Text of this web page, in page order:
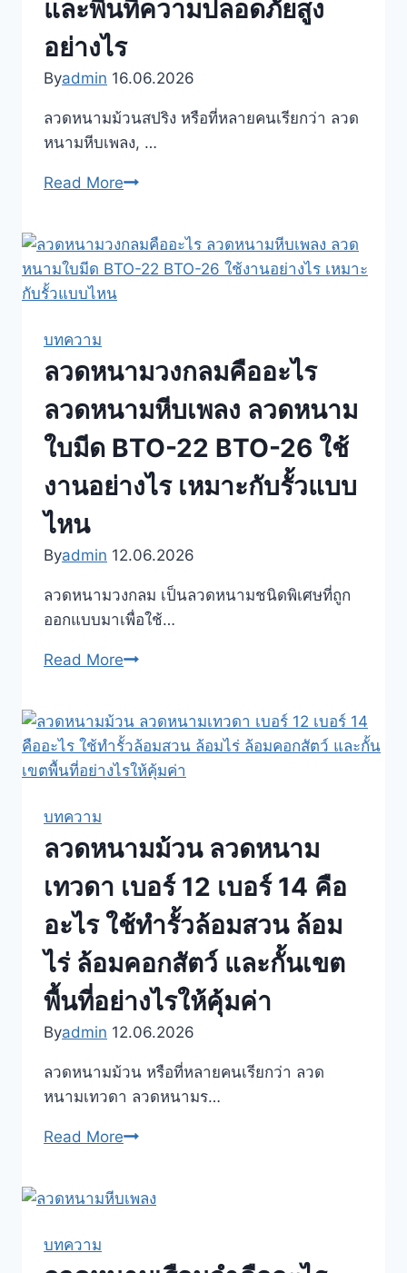
โรงงาน
โกดัง
สวน
และ
พื้นที่
ห้าม
และพื้นที่ความปลอดภัยสูง
อย่างไร
Byadmin 16.06.2026
ลวดหนามม้วนสปริง หรือที่หลายคนเรียกว่า ลวด
หนามหีบเพลง, …
Read Moreลวด
สปริง
Concertina
อะไร
ลวด
หีบ
เพลง
ลวด
ใบ
ใช้
งาน
ไหน
กับ
รั้ว
บ้าน
และ
ความ
ปลอดภัย
อย่างไร
บทความ
ลวดหนามวงกลมคืออะไร
ลวดหนามหีบเพลง ลวดหนาม
ใบมีด BTO-22 BTO-26 ใช้
งานอย่างไร เหมาะกับรั้วแบบ
ไหน
Byadmin 12.06.2026
ลวดหนามวงกลม เป็นลวดหนามชนิดพิเศษที่ถูก
ออกแบบมาเพื่อใช้…
Read Moreลวด
คือ
อะไร
ลวด
เพลง
ลวด
ใบ
มีด
BTO-
22
BTO-
ใช้
งาน
เหมาะ
รั้ว
บทความ
ลวดหนามม้วน ลวดหนาม
เทวดา เบอร์ 12 เบอร์ 14 คือ
อะไร ใช้ทำรั้วล้อมสวน ล้อม
ไร่ ล้อมคอกสัตว์ และกั้นเขต
พื้นที่อย่างไรให้คุ้มค่า
Byadmin 12.06.2026
ลวดหนามม้วน หรือที่หลายคนเรียกว่า ลวด
หนามเทวดา ลวดหนามร…
Read Moreลวด
ลวด
บทความ